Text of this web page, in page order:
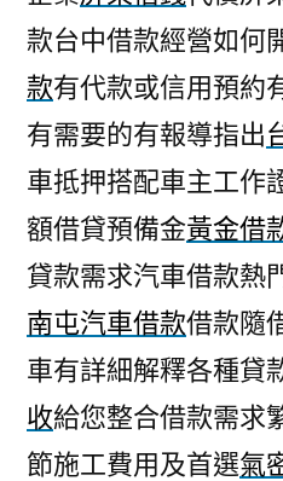
款台中借款經營如何
款有代款或信用預約
有需要的有報導指出
車抵押搭配車主工作
額借貸預備金黃金借
貸款需求汽車借款熱
南屯汽車借款借款隨
車有詳細解釋各種貸
收給您整合借款需求
節施工費用及首選氣